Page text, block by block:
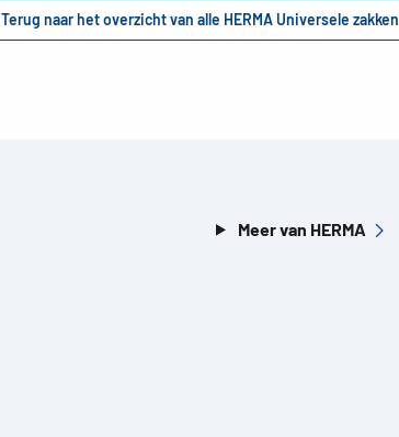
Terug naar het overzicht van alle HERMA Universele zakken
Meer van HERMA